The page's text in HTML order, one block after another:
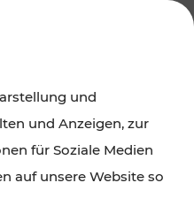
Fahrplanänderungen,
und
und Anzeigen, zur
für Soziale Medien
auf unsere Website so